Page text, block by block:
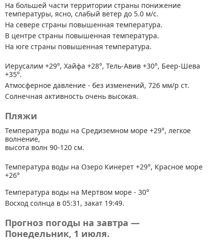
На большей части территории страны понижение
температуры, ясно, слабый ветер до 5.0 м/с.
На севере страны повышенная температура.
В центре страны повышенная температура.
На юге страны повышенная температура.
Иерусалим +29°, Хайфа +28°, Тель-Авив +30°, Беер-Шева
+35°.
Атмосферное давление - без изменений, 726 мм/р ст.
Солнечная активность очень высокая.
Пляжи
Температура воды на Средиземном море +29°, легкое
волнение,
высота волн 90-120 см.
Температура воды на Озеро Кинерет +29°, Красное море
+26°
Температура воды на Мертвом море - 30°
Восход солнца в 05:31, закат 19:49.
Прогноз погоды на завтра —
Понедельник, 1 июля.